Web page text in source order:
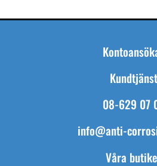
Kundtjänst
08-629 07
info@anti-
Våra